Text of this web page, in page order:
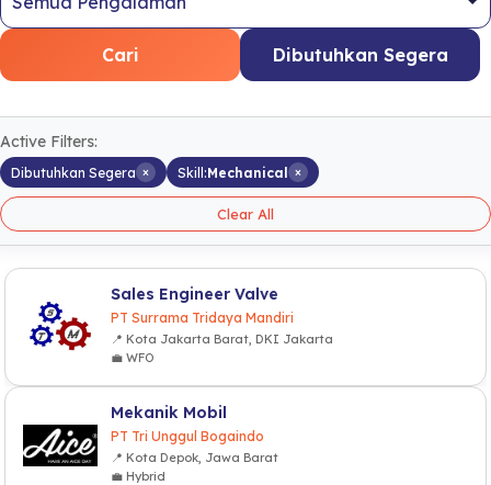
Cari Dibutuhkan Segera
Active Filters:
Dibutuhkan Segera × Skill:Mechanical ×
Clear All
Sales Engineer Valve
PT Surrama Tridaya Mandiri
📍 Kota Jakarta Barat, DKI Jakarta
💼 WFO
Mekanik Mobil
PT Tri Unggul Bogaindo
📍 Kota Depok, Jawa Barat
💼 Hybrid